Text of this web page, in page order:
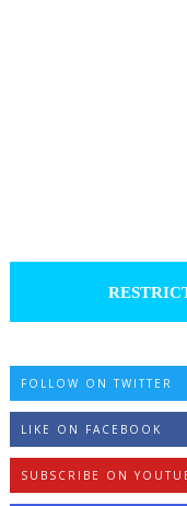
FOLLOW ON TWITTER
LIKE ON FACEBOOK
SUBSCRIBE ON